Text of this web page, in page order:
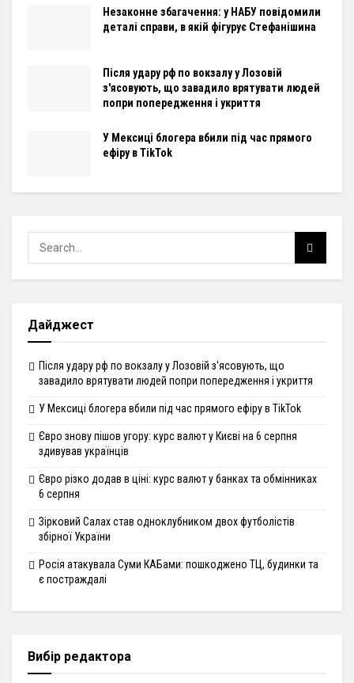
Незаконне збагачення: у НАБУ повідомили
деталі справи, в якій фігурує Стефанішина
Після удару рф по вокзалу у Лозовій
з'ясовують, що завадило врятувати людей
попри попередження і укриття
У Мексиці блогера вбили під час прямого
ефіру в TikTok
Дайджест
Після удару рф по вокзалу у Лозовій з'ясовують, що
завадило врятувати людей попри попередження і укриття
У Мексиці блогера вбили під час прямого ефіру в TikTok
Євро знову пішов угору: курс валют у Києві на 6 серпня
здивував українців
Євро різко додав в ціні: курс валют у банках та обмінниках
6 серпня
Зірковий Салах став одноклубником двох футболістів
збірної України
Росія атакувала Суми КАБами: пошкоджено ТЦ, будинки та
є постраждалі
Вибір редактора